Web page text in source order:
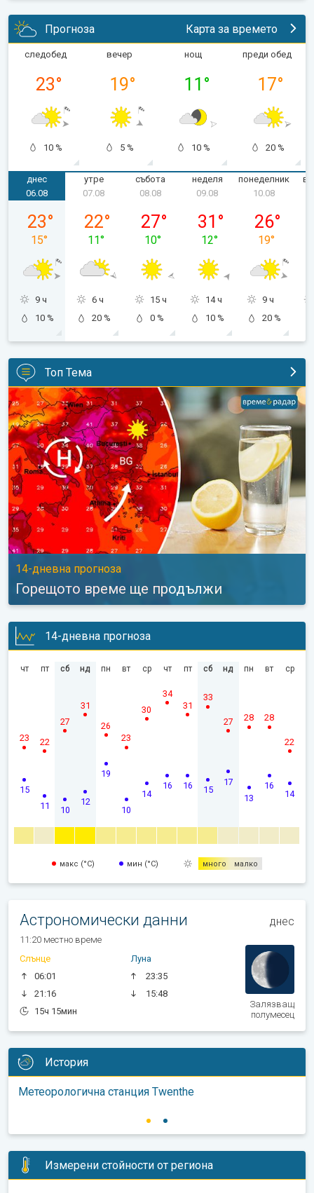
Прогноза Карта за времето
следобед
23°
10 %
вечер
19°
5 %
нощ
11 °
10 %
преди обед
17°
20 %
днес
четвъртък, 06.08
06.08
23°
15°
9 ч
10 %
утре
07.08
22°
11°
6 ч
20 %
събота
08.08
27°
10°
15 ч
0 %
неделя
09.08
31 °
12°
14 ч
10 %
понеделник
10.08
26°
19°
9 ч
20 %
Топ Тема
Горещото време ще продължи. 14-дневна прогноза. . .
14-дневна прогноза
Горещото време ще продължи
14-дневна прогноза
чт
15
23
пт
11
22
сб
10
27
нд
12
31
пн
19
26
вт
10
23
ср
14
30
чт
16
34
пт
16
31
сб
15
33
нд
17
27
пн
13
28
вт
16
28
ср
14
22
макс (°C) мин (°C) много малко
Астрономически данни днес
11:20 местно време
Слънце
06:01
21:16
15ч 15мин
Луна
23:35
15:48
Залязващ
полумесец
История
Метеорологична станция Twenthe
Измерени стойности от региона